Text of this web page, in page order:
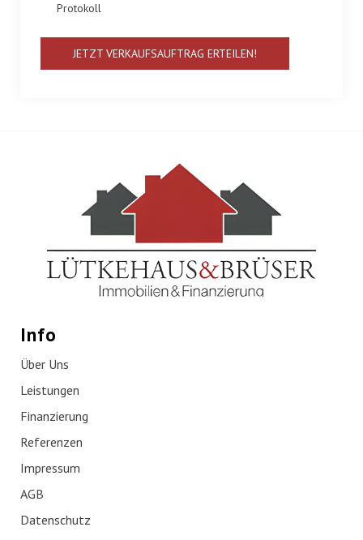
Protokoll
JETZT VERKAUFSAUFTRAG ERTEILEN!
Info
Über Uns
Leistungen
Finanzierung
Referenzen
Impressum
AGB
Datenschutz